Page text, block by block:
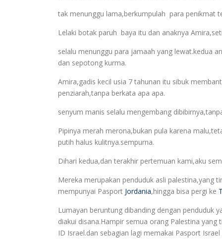
tak menunggu lama,berkumpulah para penikmat
Lelaki botak paruh baya itu dan anaknya
selalu menunggu para jamaah yang lewat.kedua
dan sepotong kurma.
Amira,gadis kecil usia 7 tahunan itu sibuk
penziarah,tanpa berkata apa apa.
senyum manis selalu mengembang
Pipinya merah merona,bukan pula karena
putih halus kulitnya.sempurna.
Dihari kedua,dan terakhir pertemuan kami,aku
Mereka merupakan penduduk asli palestina,yang
mempunyai Pasport Jordania,hingga bisa pergi ke
Lumayan beruntung dibanding dengan penduduk
diakui disana.Hampir semua orang Palestina
ID Israel.dan sebagian lagi memakai Pasport